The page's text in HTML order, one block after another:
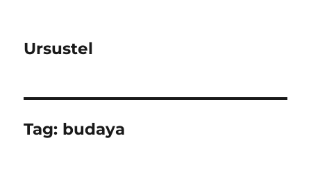
Ursustel
Tag: budaya